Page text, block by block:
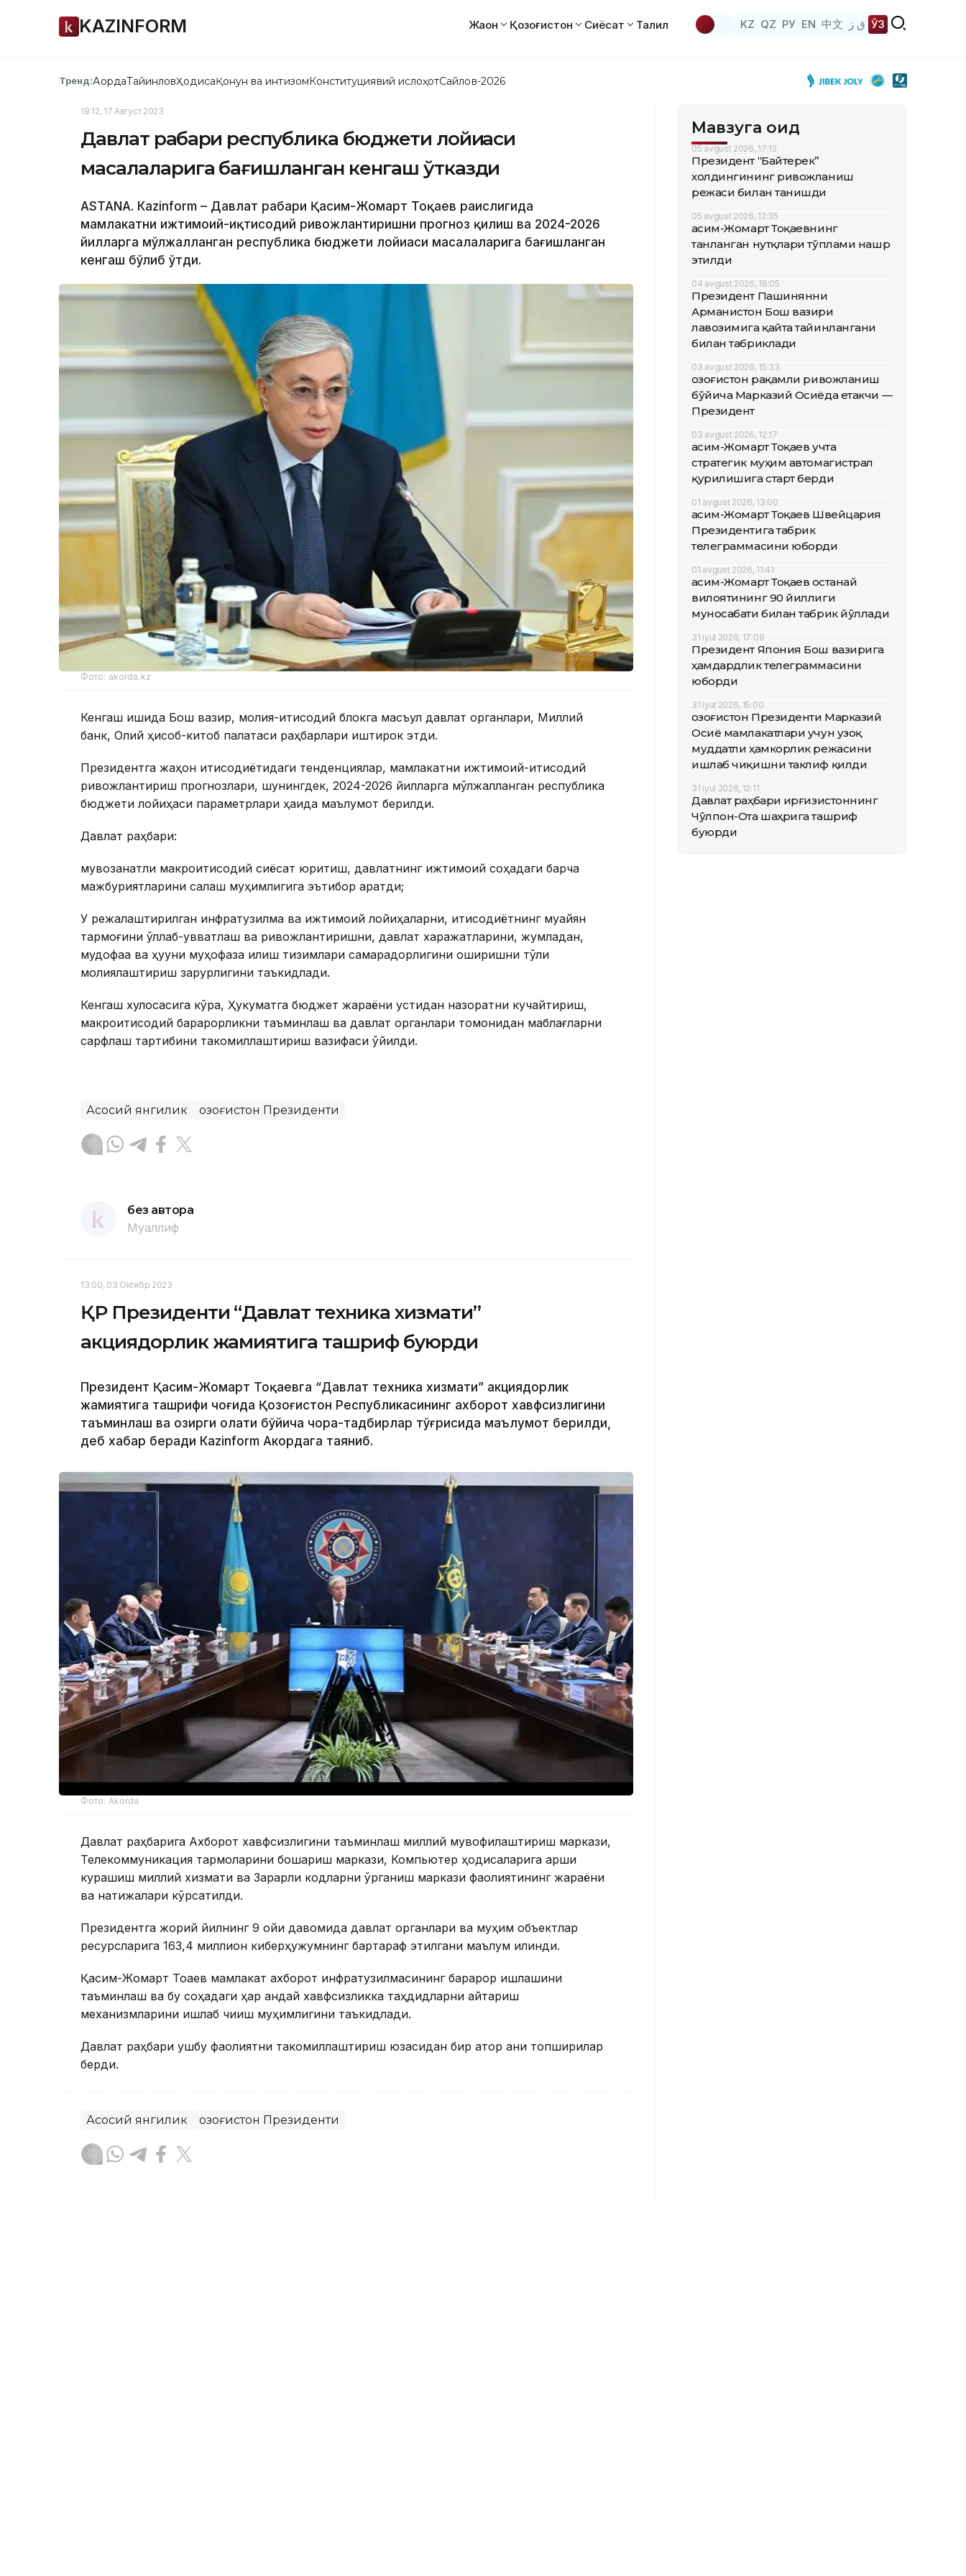
KAZINFORM Жаҳон Қозоғистон Сиёсат Таҳлил KZ QZ РУ EN 中文 ق ز ЎЗ
Тренд:АқордаТайинловҲодисаҚонун ва интизомКонституциявий ислоҳотСайлов-2026
19:12, 17 Август 2023
Давлат раҳбари республика бюджети лойиҳаси
масалаларига бағишланган кенгаш ўтказди
ASTANА. Кazinform – Давлат раҳбари Қасим-Жомарт Тоқаев раислигида
мамлакатни ижтимоий-иқтисодий ривожлантиришни прогноз қилиш ва 2024-2026
йилларга мўлжалланган республика бюджети лойиҳаси масалаларига бағишланган
кенгаш бўлиб ўтди.
Фото: akorda.kz
Кенгаш ишида Бош вазир, молия-иқтисодий блокга масъул давлат органлари, Миллий
банк, Олий ҳисоб-китоб палатаси раҳбарлари иштирок этди.
Президентга жаҳон иқтисодиётидаги тенденциялар, мамлакатни ижтимоий-иқтисодий
ривожлантириш прогнозлари, шунингдек, 2024-2026 йилларга мўлжалланган республика
бюджети лойиҳаси параметрлари ҳақида маълумот берилди.
Давлат раҳбари:
мувозанатли макроиқтисодий сиёсат юритиш, давлатнинг ижтимоий соҳадаги барча
мажбуриятларини сақлаш муҳимлигига эътибор қаратди;
У режалаштирилган инфратузилма ва ижтимоий лойиҳаларни, иқтисодиётнинг муайян
тармоғини қўллаб-қувватлаш ва ривожлантиришни, давлат харажатларини, жумладан,
мудофаа ва ҳуқуқни муҳофаза қилиш тизимлари самарадорлигини оширишни тўлиқ
молиялаштириш зарурлигини таъкидлади.
Кенгаш хулосасига кўра, Ҳукуматга бюджет жараёни устидан назоратни кучайтириш,
макроиқтисодий барқарорликни таъминлаш ва давлат органлари томонидан маблағларни
сарфлаш тартибини такомиллаштириш вазифаси қўйилди.
Асосий янгилик Қозоғистон Президенти
без автора
Муаллиф
13:00, 03 Октябр 2023
ҚР Президенти “Давлат техника хизмати”
акциядорлик жамиятига ташриф буюрди
Президент Қасим-Жомарт Тоқаевга “Давлат техника хизмати” акциядорлик
жамиятига ташрифи чоғида Қозоғистон Республикасининг ахборот хавфсизлигини
таъминлаш ва ҳозирги ҳолати бўйича чора-тадбирлар тўғрисида маълумот берилди,
деб хабар беради Каzinform Акордага таяниб.
Фото: Akorda
Давлат раҳбарига Ахборот хавфсизлигини таъминлаш миллий мувофиқлаштириш маркази,
Телекоммуникация тармоқларини бошқариш маркази, Компьютер ҳодисаларига қарши
курашиш миллий хизмати ва Зарарли кодларни ўрганиш маркази фаолиятининг жараёни
ва натижалари кўрсатилди.
Президентга жорий йилнинг 9 ойи давомида давлат органлари ва муҳим объектлар
ресурсларига 163,4 миллион киберҳужумнинг бартараф этилгани маълум қилинди.
Қасим-Жомарт Тоқаев мамлакат ахборот инфратузилмасининг барқарор ишлашини
таъминлаш ва бу соҳадаги ҳар қандай хавфсизликка таҳдидларни қайтариш
механизмларини ишлаб чиқиш муҳимлигини таъкидлади.
Давлат раҳбари ушбу фаолиятни такомиллаштириш юзасидан бир қатор аниқ топшириқлар
берди.
Асосий янгилик Қозоғистон Президенти
Мавзуга оид
05 avgust 2026, 17:12
Президент “Байтерек”
холдингининг ривожланиш
режаси билан танишди
05 avgust 2026, 12:35
Қасим-Жомарт Тоқаевнинг
танланган нутқлари тўплами нашр
этилди
04 avgust 2026, 18:05
Президент Пашинянни
Арманистон Бош вазири
лавозимига қайта тайинлангани
билан табриклади
03 avgust 2026, 15:33
Қозоғистон рақамли ривожланиш
бўйича Марказий Осиёда етакчи —
Президент
03 avgust 2026, 12:17
Қасим-Жомарт Тоқаев учта
стратегик муҳим автомагистрал
қурилишига старт берди
01 avgust 2026, 13:00
Қасим-Жомарт Тоқаев Швейцария
Президентига табрик
телеграммасини юборди
01 avgust 2026, 11:41
Қасим-Жомарт Тоқаев Қостанай
вилоятининг 90 йиллиги
муносабати билан табрик йўллади
31 iyul 2026, 17:09
Президент Япония Бош вазирига
ҳамдардлик телеграммасини
юборди
31 iyul 2026, 15:00
Қозоғистон Президенти Марказий
Осиё мамлакатлари учун узоқ
муддатли ҳамкорлик режасини
ишлаб чиқишни таклиф қилди
31 iyul 2026, 12:11
Давлат раҳбари Қирғизистоннинг
Чўлпон-Ота шаҳрига ташриф
буюрди